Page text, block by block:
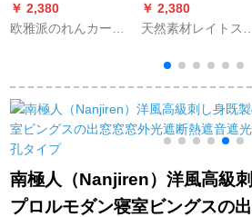
￥ 2,380
欧雅派のれんカーン
升降オーダン和諧家
庭1.7メトル幅一幅既
制カーン(2メトール
高)
￥ 2,380
天然素材レイトス
ーターテーン装饰風
水カーターテン広
ロゴカーテテテン
オーダメーズ
南極人（Nanjiren）洋風高級
プロルモダン寝室ビングスの